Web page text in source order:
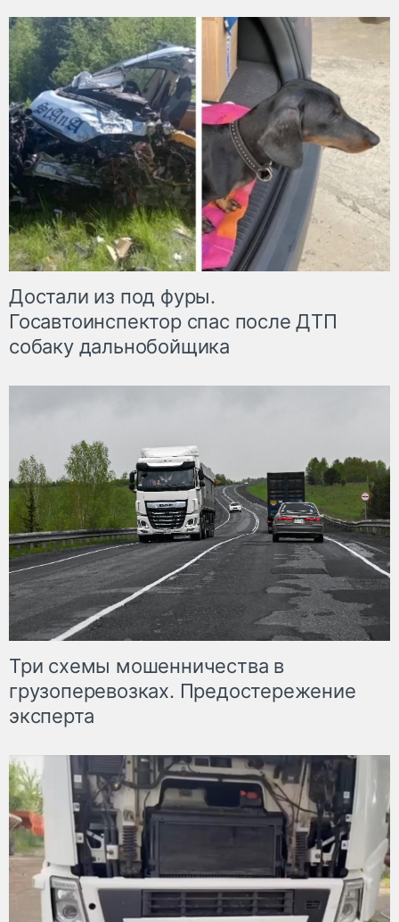
Достали из под фуры.
Госавтоинспектор спас после ДТП
собаку дальнобойщика
Три схемы мошенничества в
грузоперевозках. Предостережение
эксперта